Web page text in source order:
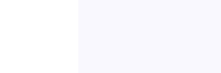
は事務所前の空
す。【定休日・